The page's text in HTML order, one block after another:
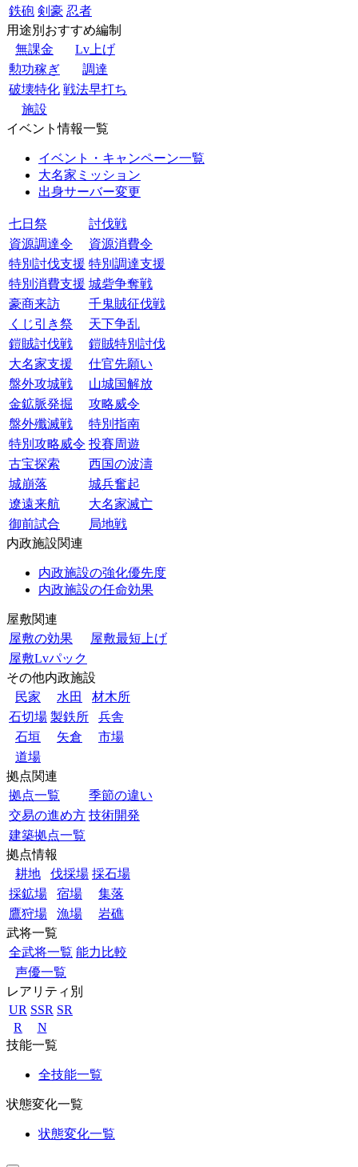
鉄砲 剣豪 忍者
用途別おすすめ編制
無課金
Lv上げ
勲功稼ぎ
調達
破壊特化 戦法早打ち
施設
イベント情報一覧
イベント・キャンペーン一覧
大名家ミッション
出身サーバー変更
七日祭
討伐戦
資源調達令
資源消費令
特別討伐支援 特別調達支援
特別消費支援 城砦争奪戦
豪商来訪
千鬼賊征伐戦
くじ引き祭
天下争乱
鎧賊討伐戦
鎧賊特別討伐
大名家支援
仕官先願い
盤外攻城戦
山城国解放
金鉱脈発掘
攻略威令
盤外殲滅戦
特別指南
特別攻略威令 投賽周遊
古宝探索
西国の波濤
城崩落
城兵奮起
遼遠来航
大名家滅亡
御前試合
局地戦
内政施設関連
内政施設の強化優先度
内政施設の任命効果
屋敷関連
屋敷の効果
屋敷最短上げ
屋敷Lvパック
その他内政施設
民家
水田
材木所
石切場 製鉄所
兵舎
石垣
矢倉
市場
道場
拠点関連
拠点一覧
季節の違い
交易の進め方 技術開発
建築拠点一覧
拠点情報
耕地
伐採場 採石場
採鉱場
宿場
集落
鷹狩場
漁場
岩礁
武将一覧
全武将一覧 能力比較
声優一覧
レアリティ別
UR SSR SR
R
N
技能一覧
全技能一覧
状態変化一覧
状態変化一覧